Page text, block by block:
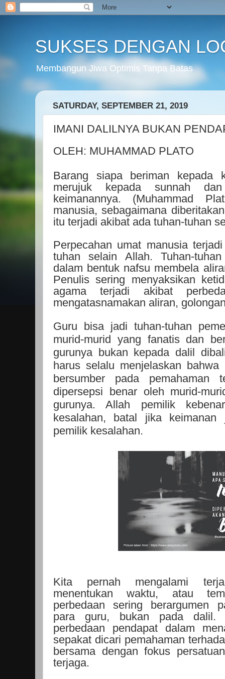
SUKSES DENGAN
Membangun Jiwa Optimis Tanpa Batas
SATURDAY, SEPTEMBER 21, 2019
IMANI DALILNYA BUKAN
OLEH: MUHAMMAD PLATO
Barang siapa beriman kepada
merujuk kepada sunnah
keimanannya. (Muhammad
manusia, sebagaimana
itu terjadi akibat ada tuhan-tuhan
Perpecahan umat manusia
tuhan selain Allah. Tuhan-
dalam bentuk nafsu membela
Penulis sering menyaksikan
agama terjadi akibat
mengatasnamakan aliran,
Guru bisa jadi tuhan-tuhan
murid-murid yang fanatis dan
gurunya bukan kepada dalil
harus selalu menjelaskan
bersumber pada
dipersepsi benar oleh murid-
gurunya. Allah pemilik
kesalahan, batal jika keimanan
pemilik kesalahan.
Kita pernah mengalami
menentukan waktu, atau
perbedaan sering berargumen
para guru, bukan pada dalil.
perbedaan pendapat dalam
sepakat dicari pemahaman
bersama dengan fokus
terjaga.